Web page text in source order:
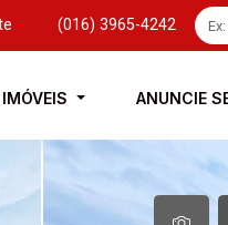
(016) 3965-4242
IMÓVEIS ANUNCIE